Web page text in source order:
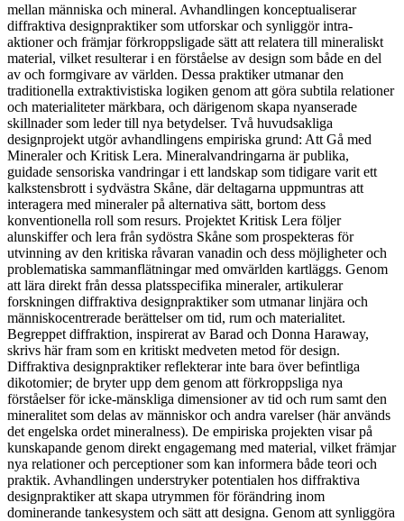
mellan människa och mineral. Avhandlingen konceptualiserar
diffraktiva designpraktiker som utforskar och synliggör intra-
aktioner och främjar förkroppsligade sätt att relatera till mineraliskt
material, vilket resulterar i en förståelse av design som både en del
av och formgivare av världen. Dessa praktiker utmanar den
traditionella extraktivistiska logiken genom att göra subtila relationer
och materialiteter märkbara, och därigenom skapa nyanserade
skillnader som leder till nya betydelser. Två huvudsakliga
designprojekt utgör avhandlingens empiriska grund: Att Gå med
Mineraler och Kritisk Lera. Mineralvandringarna är publika,
guidade sensoriska vandringar i ett landskap som tidigare varit ett
kalkstensbrott i sydvästra Skåne, där deltagarna uppmuntras att
interagera med mineraler på alternativa sätt, bortom dess
konventionella roll som resurs. Projektet Kritisk Lera följer
alunskiffer och lera från sydöstra Skåne som prospekteras för
utvinning av den kritiska råvaran vanadin och dess möjligheter och
problematiska sammanflätningar med omvärlden kartläggs. Genom
att lära direkt från dessa platsspecifika mineraler, artikulerar
forskningen diffraktiva designpraktiker som utmanar linjära och
människocentrerade berättelser om tid, rum och materialitet.
Begreppet diffraktion, inspirerat av Barad och Donna Haraway,
skrivs här fram som en kritiskt medveten metod för design.
Diffraktiva designpraktiker reflekterar inte bara över befintliga
dikotomier; de bryter upp dem genom att förkroppsliga nya
förståelser för icke-mänskliga dimensioner av tid och rum samt den
mineralitet som delas av människor och andra varelser (här används
det engelska ordet mineralness). De empiriska projekten visar på
kunskapande genom direkt engagemang med material, vilket främjar
nya relationer och perceptioner som kan informera både teori och
praktik. Avhandlingen understryker potentialen hos diffraktiva
designpraktiker att skapa utrymmen för förändring inom
dominerande tankesystem och sätt att designa. Genom att synliggöra